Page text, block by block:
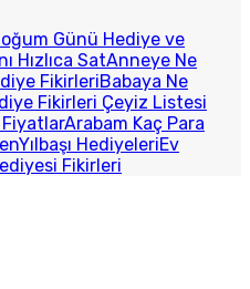
Günü Hediye ve
Hızlıca SatAnneye Ne
FikirleriBabaya Ne
Fikirleri Çeyiz Listesi
Arabam Kaç Para
Yılbaşı HediyeleriEv
Fikirleri